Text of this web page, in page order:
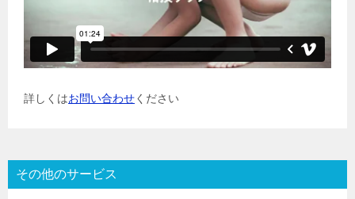
詳しくはお問い合わせください
その他のサービス